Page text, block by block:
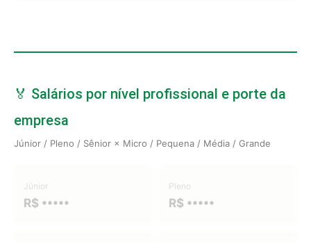
🏅 Salários por nível profissional e porte da
empresa
Júnior / Pleno / Sênior × Micro / Pequena / Média / Grande
Júnior
R$ •••••
Pleno
R$ •••••